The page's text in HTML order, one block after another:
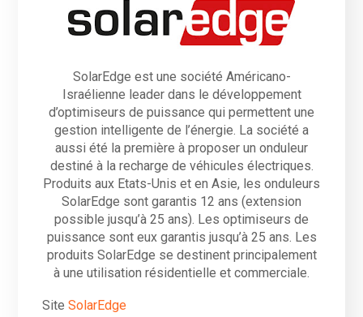
SolarEdge est une société Américano-
Israélienne leader dans le développement
d’optimiseurs de puissance qui permettent une
gestion intelligente de l’énergie. La société a
aussi été la première à proposer un onduleur
destiné à la recharge de véhicules électriques.
Produits aux Etats-Unis et en Asie, les onduleurs
SolarEdge sont garantis 12 ans (extension
possible jusqu’à 25 ans). Les optimiseurs de
puissance sont eux garantis jusqu’à 25 ans. Les
produits SolarEdge se destinent principalement
à une utilisation résidentielle et commerciale.
SiteSolarEdge